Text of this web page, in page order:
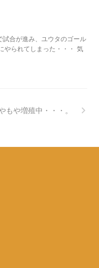
合が進み、ユウタのゴール
やられてしまった・・・ 気
もや増殖中・・・。